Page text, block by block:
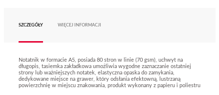
SZCZEGÓŁY WIĘCEJ INFORMACJI
Notatnik w formacie A5, posiada 80 stron w linie (70 gsm), uchwyt na
długopis, tasiemka zakładkowa umożliwia wygodne zaznaczanie ostatniej
strony lub ważniejszych notatek, elastyczna opaska do zamykania,
dedykowane miejsce na grawer, który odsłania efektowną, lustrzaną
powierzchnię w miejscu znakowania, produkt wykonany z papieru i poliestru